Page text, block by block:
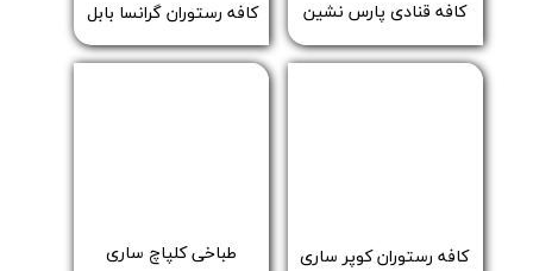
​کافه قنادی پارس نشین
​کافه رستوران کوپر ساری طباخی کلپاچ ساری
​کافه رستوران گرانسا بابل